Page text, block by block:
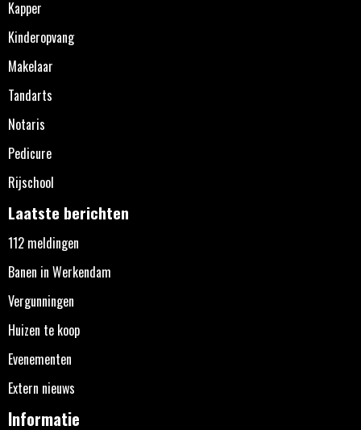
Kapper
Kinderopvang
Makelaar
Tandarts
Notaris
Pedicure
Rijschool
Laatste berichten
112 meldingen
Banen in Werkendam
Vergunningen
Huizen te koop
Evenementen
Extern nieuws
Informatie